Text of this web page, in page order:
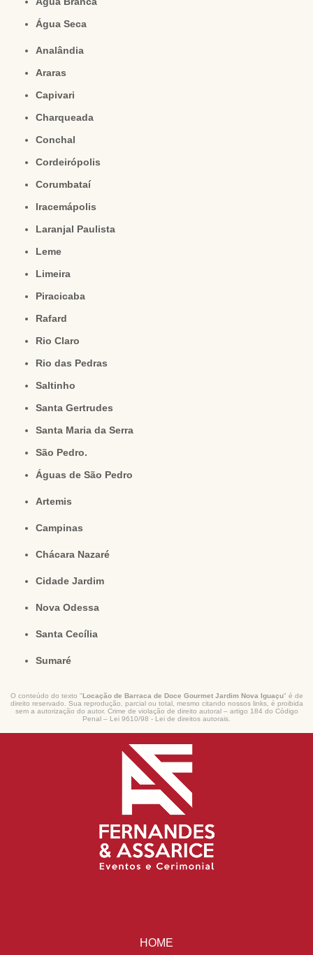
Água Seca
Analândia
Araras
Capivari
Charqueada
Conchal
Cordeirópolis
Corumbataí
Iracemápolis
Laranjal Paulista
Leme
Limeira
Piracicaba
Rafard
Rio Claro
Rio das Pedras
Saltinho
Santa Gertrudes
Santa Maria da Serra
São Pedro.
Águas de São Pedro
Artemis
Campinas
Chácara Nazaré
Cidade Jardim
Nova Odessa
Santa Cecília
Sumaré
O conteúdo do texto "Locação de Barraca de Doce Gourmet Jardim Nova Iguaçu" é de
direito reservado. Sua reprodução, parcial ou total, mesmo citando nossos links, é proibida
sem a autorização do autor. Crime de violação de direito autoral – artigo 184 do Código
Penal – Lei 9610/98 - Lei de direitos autorais
HOME